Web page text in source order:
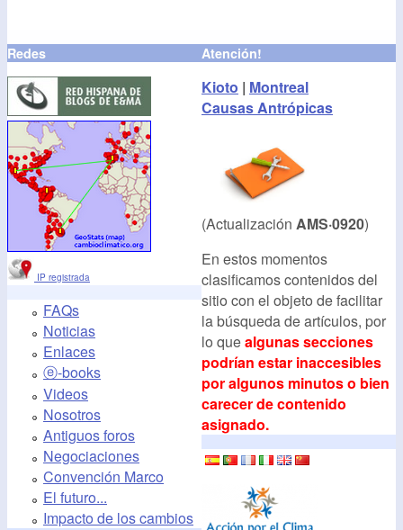
Redes
IP registrada
FAQs
Noticias
Enlaces
ⓔ-books
Videos
Nosotros
Antiguos foros
Negociaciones
Convención Marco
El futuro...
Impacto de los cambios
Atención!
Kioto | Montreal
Causas Antrópicas
(Actualización AMS·0920)
En estos momentos
clasificamos contenidos del
sitio con el objeto de facilitar
la búsqueda de artículos, por
lo quealgunas secciones
podrían estar inaccesibles
por algunos minutos o bien
carecer de contenido
asignado.